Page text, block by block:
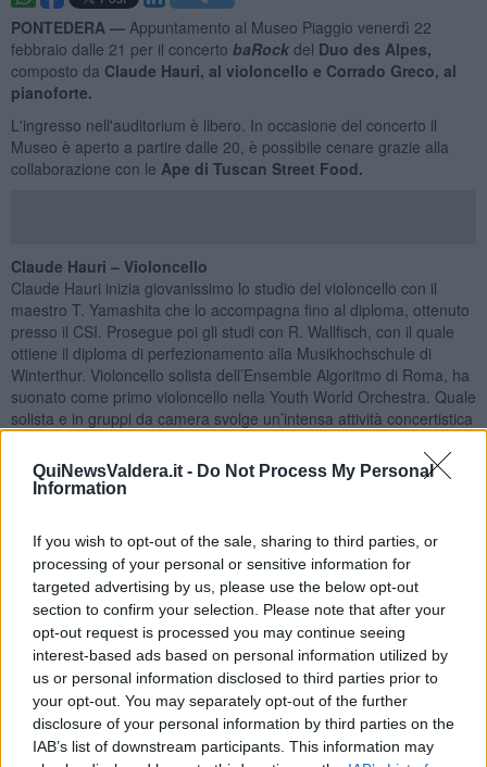
QuiNewsValdera.it - Do Not Process My Personal
Information
If you wish to opt-out of the sale, sharing to third parties, or
processing of your personal or sensitive information for
targeted advertising by us, please use the below opt-out
section to confirm your selection. Please note that after your
opt-out request is processed you may continue seeing
interest-based ads based on personal information utilized by
us or personal information disclosed to third parties prior to
your opt-out. You may separately opt-out of the further
disclosure of your personal information by third parties on the
IAB’s list of downstream participants. This information may
PONTEDERA — Appuntamento al Museo Piaggio venerdì 22
febbraio dalle 21 per il concerto baRockdel Duo des Alpes,
composto da Claude Hauri, al violoncello e Corrado Greco, al
pianoforte.
L'ingresso nell'auditorium è libero. In occasione del concerto il
Museo è aperto a partire dalle 20, è possibile cenare grazie alla
collaborazione con le Ape di Tuscan Street Food.
Claude Hauri – Violoncello
Claude Hauri inizia giovanissimo lo studio del violoncello con il
maestro T. Yamashita che lo accompagna fino al diploma, ottenuto
presso il CSI. Prosegue poi gli studi con R. Wallfisch, con il quale
ottiene il diploma di perfezionamento alla Musikhochschule di
Winterthur. Violoncello solista dell’Ensemble Algoritmo di Roma, ha
suonato come primo violoncello nella Youth World Orchestra. Quale
solista e in gruppi da camera svolge un’intensa attività concertistica
Nord e Sud America in festival quali Amici della Musica di Palermo,
Biennale di Venezia, Unione Musicale di Torino, National Academy
Festival Nancy. In qualità di solista con orchestra si è esibito negli
ultimi anni con numerose orchestre (tra cui l’Orchestra di Fiati della
Svizzera italiana, l’Orquesta Sinfonica Nacional Argentina,
l’Orchestra della Svizzera italiana, l’Orquesta Sinfonica de Entre
Rios, l’Orquesta Sinfonica Uncuyo, l’Ensemble Nuovo Contrappunto
di Firenze sotto la direzione di direttori quali Piero Gamba, R.
Zemba, Kevin Griffiths, Mario Ancillotti e L. Gorelik). Numerosi i
concerti trasmessi in diretta radiofonica per emittenti quali SSR RSI,
DRS, RAI e incisioni discografiche, l’ultima lo vede impegnato con
la violinista Bin Huang (Brilliant Classics). Suona uno splendido